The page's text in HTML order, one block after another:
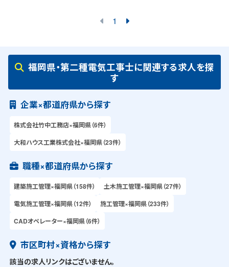
1
福岡県・第二種電気工事士に関連する求人を探
す
企業×都道府県から探す
株式会社竹中工務店×福岡県（6件）
大和ハウス工業株式会社×福岡県（23件）
職種×都道府県から探す
建築施工管理×福岡県（158件）
土木施工管理×福岡県（27件）
電気施工管理×福岡県（12件）
施工管理×福岡県（233件）
CADオペレーター×福岡県（6件）
市区町村×資格から探す
該当の求人リンクはございません。